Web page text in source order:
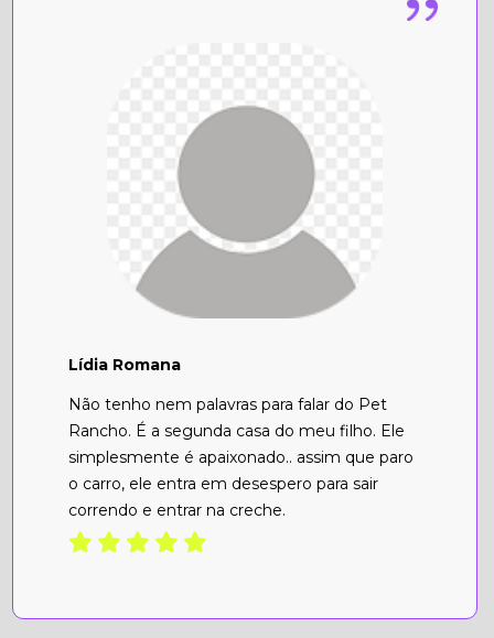
Lídia Romana
Não tenho nem palavras para falar do Pet
Rancho. É a segunda casa do meu filho. Ele
simplesmente é apaixonado.. assim que paro
o carro, ele entra em desespero para sair
correndo e entrar na creche.